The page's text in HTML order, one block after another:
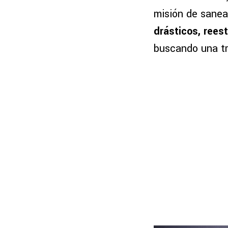
misión de
drásticos,
buscando una